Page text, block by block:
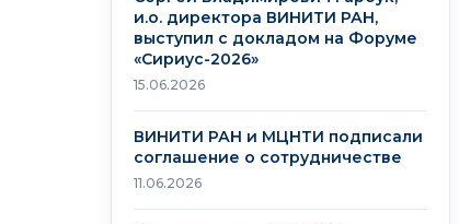
и.о. директора ВИНИТИ РАН,
выступил с докладом на Форуме
«Сириус-2026»
15.06.2026
ВИНИТИ РАН и МЦНТИ подписали
соглашение о сотрудничестве
11.06.2026